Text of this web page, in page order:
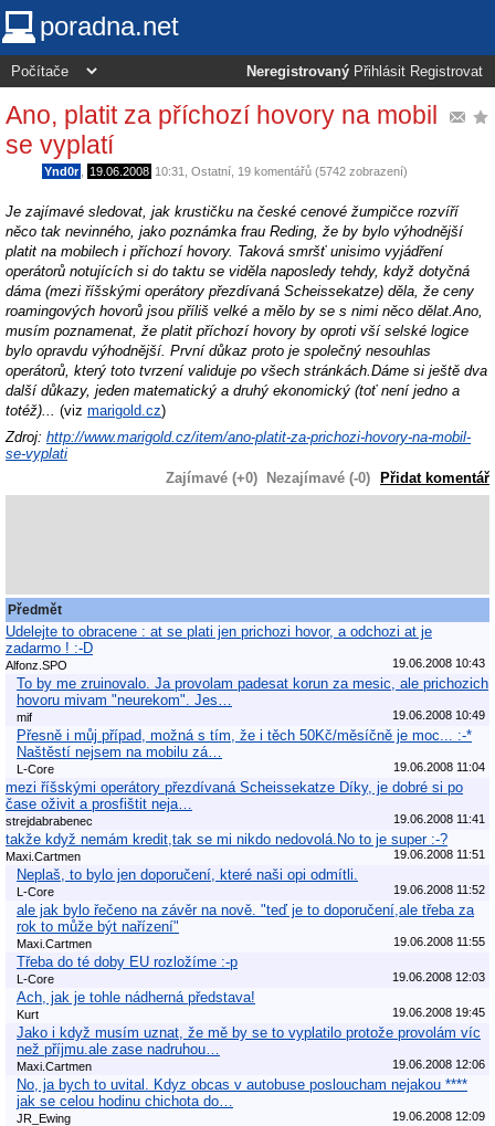
poradna.net
Neregistrovaný Přihlásit Registrovat
Ano, platit za příchozí hovory na mobil
se vyplatí
Ynd0r 19.06.2008 10:31 Ostatní , 19 komentářů (5742 zobrazení)
Je zajímavé sledovat, jak krustičku na české cenové žumpičce rozvíří
něco tak nevinného, jako poznámka frau Reding, že by bylo výhodnější
platit na mobilech i příchozí hovory. Taková smršť unisimo vyjádření
operátorů notujících si do taktu se viděla naposledy tehdy, když dotyčná
dáma (mezi říšskými operátory přezdívaná Scheissekatze) děla, že ceny
roamingových hovorů jsou příliš velké a mělo by se s nimi něco dělat.Ano,
musím poznamenat, že platit příchozí hovory by oproti vší selské logice
bylo opravdu výhodnější. První důkaz proto je společný nesouhlas
operátorů, který toto tvrzení validuje po všech stránkách.Dáme si ještě dva
další důkazy, jeden matematický a druhý ekonomický (toť není jedno a
totéž)... (viz marigold.cz)
Zdroj: http://www.marigold.cz/item/ano-platit-za-prichozi-hovory-na-mobil-
se-vyplati
Zajímavé (+0)
Nezajímavé (-0) Přidat komentář
Předmět
Udelejte to obracene : at se plati jen prichozi hovor, a odchozi at je
zadarmo ! :-D
Alfonz.SPO 19.06.2008 10:43
To by me zruinovalo. Ja provolam padesat korun za mesic, ale prichozich
hovoru mivam "neurekom". Jes…
mif 19.06.2008 10:49
Přesně i můj případ, možná s tím, že i těch 50Kč/měsíčně je moc... :-*
Naštěstí nejsem na mobilu zá…
L-Core 19.06.2008 11:04
mezi říšskými operátory přezdívaná Scheissekatze Díky, je dobré si po
čase oživit a prosfištit neja…
strejdabrabenec 19.06.2008 11:41
takže když nemám kredit,tak se mi nikdo nedovolá.No to je super :-?
Maxi.Cartmen 19.06.2008 11:51
Neplaš, to bylo jen doporučení, které naši opi odmítli.
L-Core 19.06.2008 11:52
ale jak bylo řečeno na závěr na nově. "teď je to doporučení,ale třeba za
rok to může být nařízení"
Maxi.Cartmen 19.06.2008 11:55
Třeba do té doby EU rozložíme :-p
L-Core 19.06.2008 12:03
Ach, jak je tohle nádherná představa!
Kurt 19.06.2008 19:45
Jako i když musím uznat, že mě by se to vyplatilo protože provolám víc
než příjmu.ale zase nadruhou…
Maxi.Cartmen 19.06.2008 12:06
No, ja bych to uvital. Kdyz obcas v autobuse posloucham nejakou ****
jak se celou hodinu chichota do…
JR_Ewing 19.06.2008 12:09